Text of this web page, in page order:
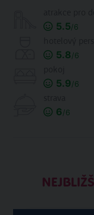
5.5/6
5.8/6
5.9/6
6/6